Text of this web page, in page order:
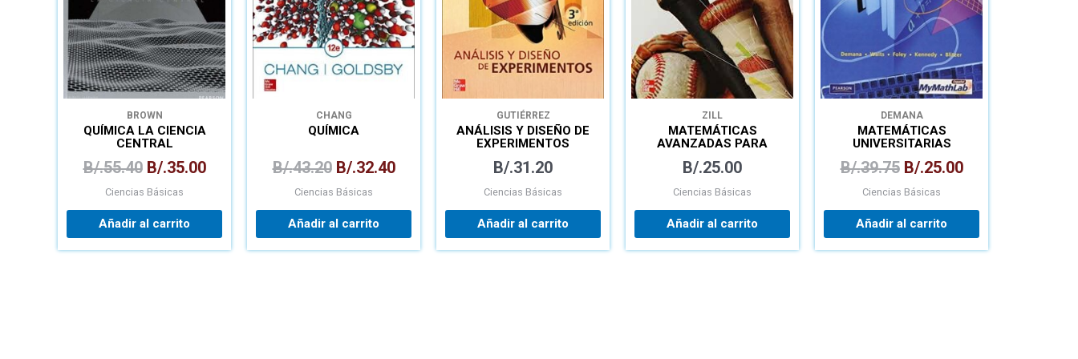
BROWN
QUÍMICA LA CIENCIA
CENTRAL
B/.55.40 B/.35.00
Ciencias Básicas
Añadir al carrito
CHANG
QUÍMICA
B/.43.20 B/.32.40
Ciencias Básicas
Añadir al carrito
GUTIÉRREZ
ANÁLISIS Y DISEÑO DE
EXPERIMENTOS
B/.31.20
Ciencias Básicas
Añadir al carrito
ZILL
MATEMÁTICAS
AVANZADAS PARA
B/.25.00
Ciencias Básicas
Añadir al carrito
DEMANA
MATEMÁTICAS
UNIVERSITARIAS
B/.39.75 B/.25.00
Ciencias Básicas
Añadir al carrito